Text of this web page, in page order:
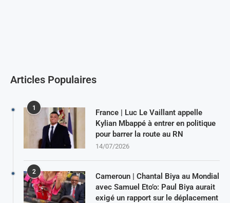
Articles Populaires
1
France | Luc Le Vaillant appelle
Kylian Mbappé à entrer en politique
pour barrer la route au RN
14/07/2026
2
Cameroun | Chantal Biya au Mondial
avec Samuel Eto’o: Paul Biya aurait
exigé un rapport sur le déplacement